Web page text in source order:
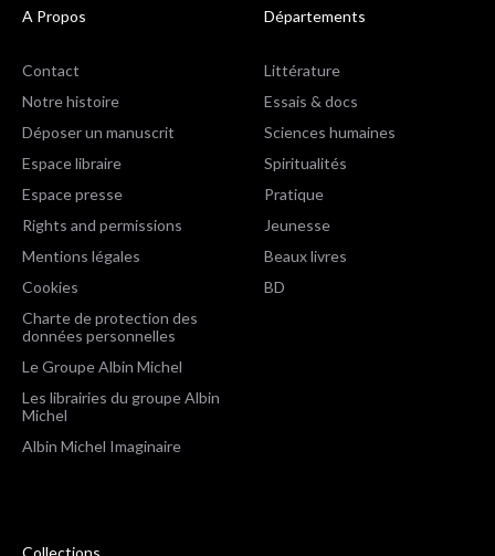
A Propos
Contact
Notre histoire
Déposer un manuscrit
Espace libraire
Espace presse
Rights and permissions
Mentions légales
Cookies
Charte de protection des
données personnelles
Le Groupe Albin Michel
Les librairies du groupe Albin
Michel
Albin Michel Imaginaire
Départements
Littérature
Essais & docs
Sciences humaines
Spiritualités
Pratique
Jeunesse
Beaux livres
BD
Collections